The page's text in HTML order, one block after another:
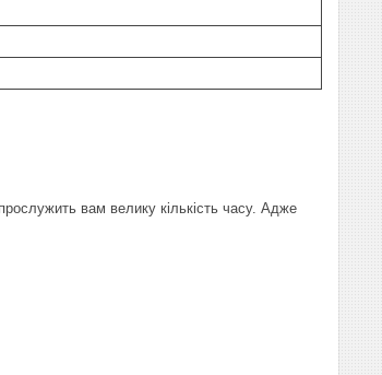
вам велику кількість часу. Адже